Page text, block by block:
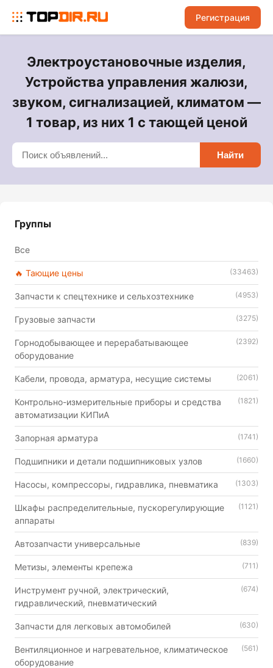
Регистрация
Электроустановочные изделия,
Устройства управления жалюзи,
звуком, сигнализацией, климатом —
1 товар, из них 1 с тающей ценой
Найти
Группы
Все
🔥 Тающие цены (33463)
Запчасти к спецтехнике и сельхозтехнике (4953)
Грузовые запчасти (3275)
Горнодобывающее и перерабатывающее
оборудование
(2392)
Кабели, провода, арматура, несущие системы (2061)
Контрольно-измерительные приборы и средства
автоматизации КИПиА
(1821)
Запорная арматура (1741)
Подшипники и детали подшипниковых узлов (1660)
Насосы, компрессоры, гидравлика, пневматика (1303)
Шкафы распределительные, пускорегулирующие
аппараты
(1121)
Автозапчасти универсальные (839)
Метизы, элементы крепежа (711)
Инструмент ручной, электрический,
гидравлический, пневматический
(674)
Запчасти для легковых автомобилей (630)
Вентиляционное и нагревательное, климатическое
оборудование
(561)